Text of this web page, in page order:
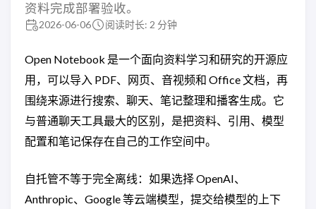
资料完成部署验收。
2026-06-06 阅读时长: 2 分钟
Open Notebook 是一个面向资料学习和研究的开源应
用，可以导入 PDF、网页、音视频和 Office 文档，再
围绕来源进行搜索、聊天、笔记整理和播客生成。它
与普通聊天工具最大的区别，是把资料、引用、模型
配置和笔记保存在自己的工作空间中。
自托管不等于完全离线：如果选择 OpenAI、
Anthropic、Google 等云端模型，提交给模型的上下